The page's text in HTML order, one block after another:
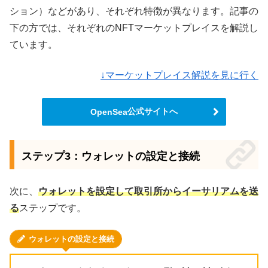
ション）などがあり、それぞれ特徴が異なります。記事の
下の方では、それぞれのNFTマーケットプレイスを解説し
ています。
↓マーケットプレイス解説を見に行く
OpenSea公式サイトへ
ステップ3：ウォレットの設定と接続
次に、 ウォレットを設定して取引所からイーサリアムを送
るステップです。
ウォレットの設定と接続